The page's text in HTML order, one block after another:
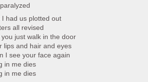
I had us plotted out
all revised
just walk in the door
lips and hair and eyes
I see your face again
in me dies
in me dies